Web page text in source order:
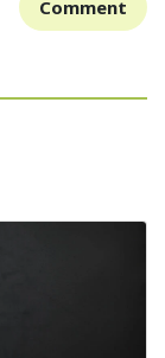
Comment